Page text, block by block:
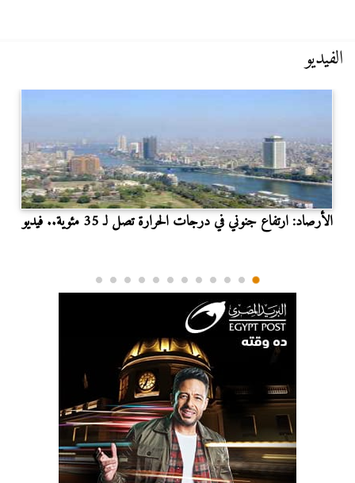
الفيديو
الأرصاد: ارتفاع جنوني في درجات الحرارة تصل لـ 35 مئوية.. فيديو